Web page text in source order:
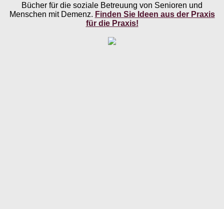
Bücher für die soziale Betreuung von Senioren und
Menschen mit Demenz. Finden Sie Ideen aus der Praxis
für die Praxis!